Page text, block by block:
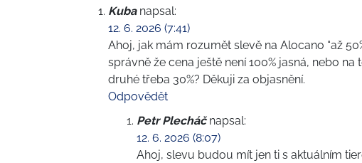
Kuba napsal:
12. 6. 2026 (7:41)
Ahoj, jak mám rozumět slevě na Alocano “až
správně že cena ještě není 100% jasná, nebo
druhé třeba 30%? Děkuji za objasnění.
Odpovědět
Petr Plecháč napsal:
12. 6. 2026 (8:07)
Ahoj, slevu budou mít jen ti s aktuálním